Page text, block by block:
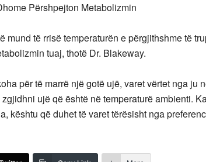
Përshpejton Metabolizmin
mund të rrisë temperaturën e përgjithshme të
tuaj, thotë Dr. Blakeway.
për të marrë një gotë ujë, varet vërtet nga ju
ujë që është në temperaturë ambienti.
kështu që duhet të varet tërësisht nga